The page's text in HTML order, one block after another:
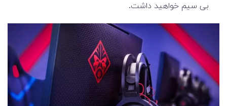
بی سیم خواهید داشت.